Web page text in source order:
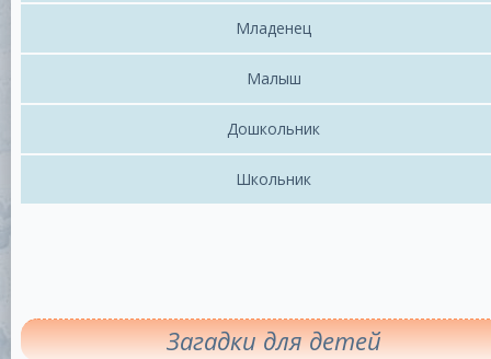
Младенец
Малыш
Дошкольник
Школьник
Загадки для детей